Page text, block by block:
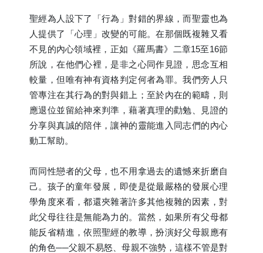
聖經為人設下了「行為」對錯的界線，而聖靈也為
人提供了「心理」改變的可能。在那個既複雜又看
不見的內心領域裡，正如《羅馬書》二章15至16節
所說，在他們心裡，是非之心同作見證，思念互相
較量，但唯有神有資格判定何者為罪。我們旁人只
管專注在其行為的對與錯上；至於內在的範疇，則
應退位並留給神來判準，藉著真理的勸勉、見證的
分享與真誠的陪伴，讓神的靈能進入同志們的內心
動工幫助。
而同性戀者的父母，也不用拿過去的遺憾來折磨自
己。孩子的童年發展，即使是從最嚴格的發展心理
學角度來看，都還夾雜著許多其他複雜的因素，對
此父母往往是無能為力的。當然，如果所有父母都
能反省精進，依照聖經的教導，扮演好父母親應有
的角色──父親不易怒、母親不強勢，這樣不管是對